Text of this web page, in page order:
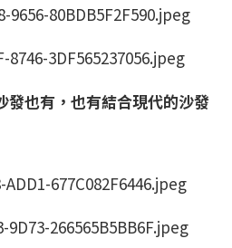
發也有，也有結合現代的沙發